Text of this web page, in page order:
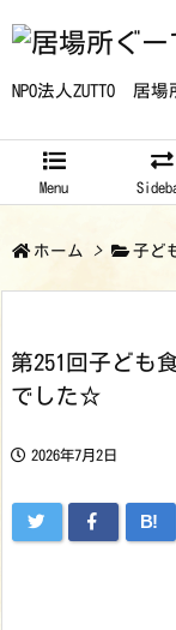
NPO法人ZUTTO 居
Menu
ホーム > 子ど
第251回子ども
でした☆
2026年7月2日
B!